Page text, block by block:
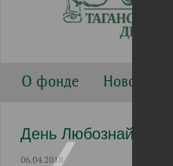
О фонде Новости
День Любознайки
06.04.2018